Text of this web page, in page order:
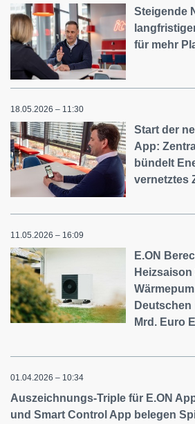
Steigende
für mehr
18.05.2026 – 11:30
Start der
App:
bündelt
vernetztes
11.05.2026 – 16:09
E.ON
Heizsaison
Mrd. Euro
01.04.2026 – 10:34
Auszeichnungs-Triple für E.ON
und Smart Control App belegen